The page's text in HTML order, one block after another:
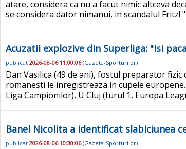
atare, considera ca nu a facut nimic altceva
se considera dator nimanui, in scandalul Fritz!
Acuzatii explozive din Superliga: "Isi
publicat 2026-08-06 11:00:06(Gazeta-Sporturilor)
Dan Vasilica (49 de ani), fostul preparator
romanesti le inregistreaza in cupele
Liga Campionilor), U Cluj (turul 1, Europa
Banel Nicolita a identificat slabiciunea
publicat 2026-08-06 10:30:06(Gazeta-Sporturilor)